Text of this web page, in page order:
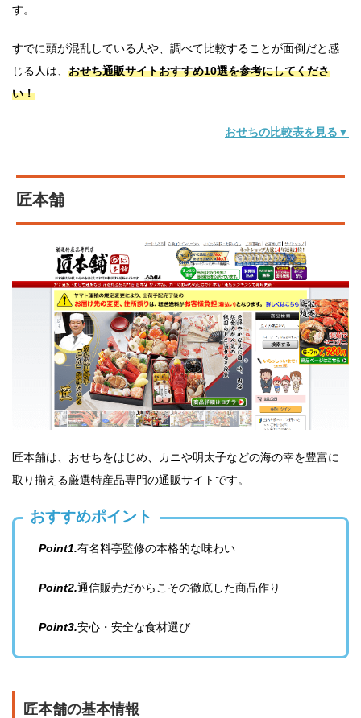
す。
すでに頭が混乱している人や、調べて比較することが面倒だと感
じる人は、 おせち通販サイトおすすめ10選を参考にしてくださ
い！
おせちの比較表を見る▼
匠本舗
匠本舗は、おせちをはじめ、カニや明太子などの海の幸を豊富に
取り揃える厳選特産品専門の通販サイトです。
おすすめポイント
Point1.有名料亭監修の本格的な味わい
Point2.通信販売だからこその徹底した商品作り
Point3.安心・安全な食材選び
匠本舗の基本情報